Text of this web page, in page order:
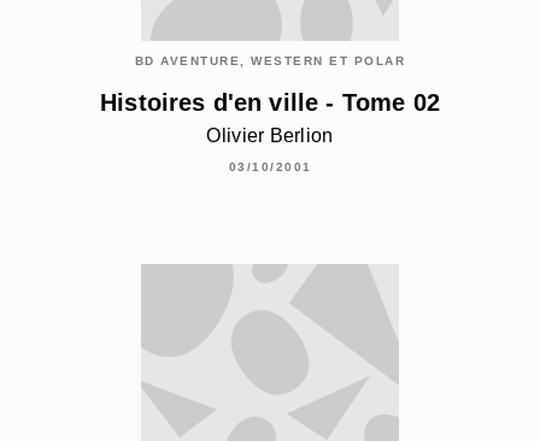
BD AVENTURE, WESTERN ET POLAR
Histoires d'en ville - Tome 02
Olivier Berlion
03/10/2001